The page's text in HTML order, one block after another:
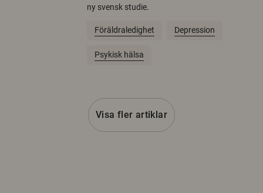
ny svensk studie.
Föräldraledighet Depression
Psykisk hälsa
Visa fler artiklar